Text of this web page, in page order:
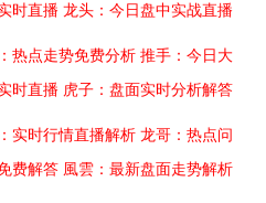
时直播 龙头：今日盘中实战直播
热点走势免费分析 推手：今日大
时直播 虎子：盘面实时分析解答
实时行情直播解析 龙哥：热点问
费解答 風雲：最新盘面走势解析